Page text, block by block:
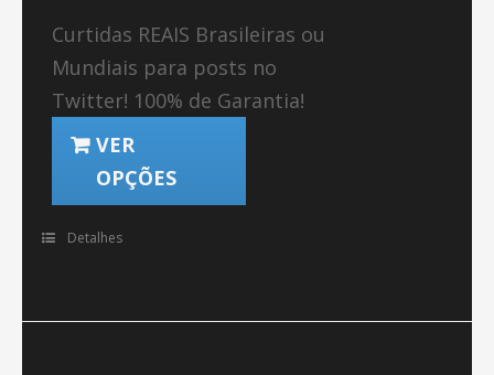
Curtidas REAIS Brasileiras ou
Mundiais para posts no
Twitter! 100% de Garantia!
VER
OPÇÕES
Detalhes